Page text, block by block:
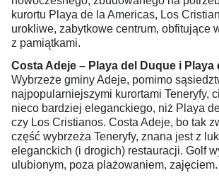
kurortu Playa de la Americas, Los
urokliwe, zabytkowe centrum, obfitujące
z pamiątkami.
Costa Adeje – Playa del Duque i Playa
Wybrzeże gminy Adeje, pomimo
najpopularniejszymi kurortami Teneryfy,
nieco bardziej eleganckiego, niż Playa
czy Los Cristianos. Costa Adeje, bo tak
część wybrzeża Teneryfy, znana jest z
eleganckich (i drogich) restauracji. Golf
ulubionym, poza plażowaniem, zajęciem.